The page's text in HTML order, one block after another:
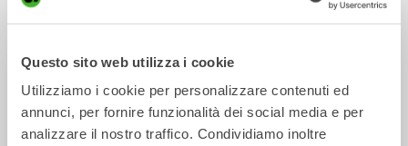
Questo sito web utilizza i cookie
Utilizziamo i cookie per personalizzare contenuti ed
annunci, per fornire funzionalità dei social media e per
analizzare il nostro traffico. Condividiamo inoltre